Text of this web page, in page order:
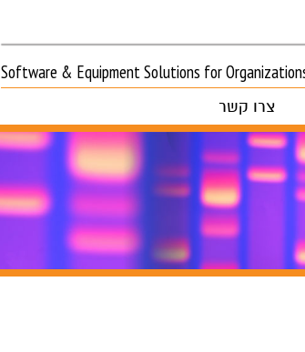
Software & Equipment Solutions for
צרו קשר